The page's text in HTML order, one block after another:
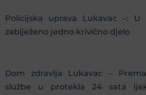
Policijska uprava Lukavac –:
zabiježeno jedno krivično djelo
Dom zdravlja Lukavac –
službe u protekla 24 sata